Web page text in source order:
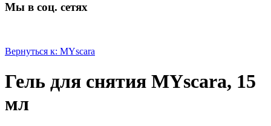
Мы в соц. сетях
Вернуться к: MYscara
Гель для снятия MYscara, 15
мл